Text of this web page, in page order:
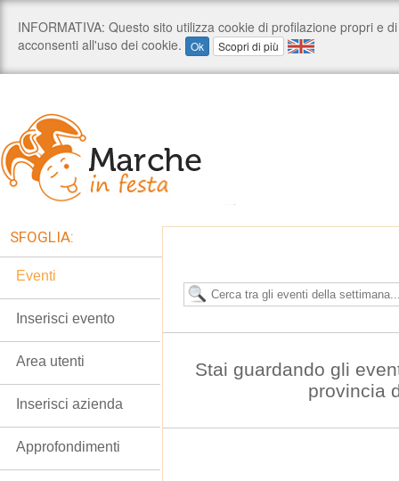
Stai guardando gli
provincia
SFOGLIA:
Eventi
Inserisci evento
Area utenti
Inserisci azienda
Approfondimenti